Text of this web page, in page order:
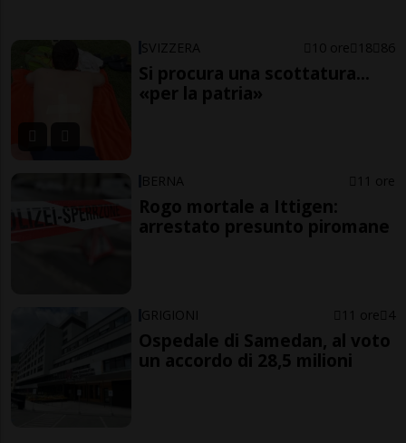
SVIZZERA 10 ore 18 86
Si procura una scottatura...
«per la patria»
BERNA 11 ore
Rogo mortale a Ittigen:
arrestato presunto piromane
GRIGIONI 11 ore 4
Ospedale di Samedan, al voto
un accordo di 28,5 milioni